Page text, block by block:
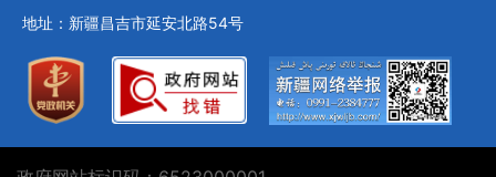
地址：新疆昌吉市延安北路54号